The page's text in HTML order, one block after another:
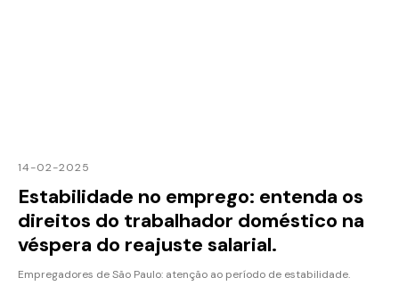
14-02-2025
Estabilidade no emprego: entenda os
direitos do trabalhador doméstico na
véspera do reajuste salarial.
Empregadores de São Paulo: atenção ao período de estabilidade.